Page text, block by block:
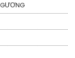
GƯƠNG